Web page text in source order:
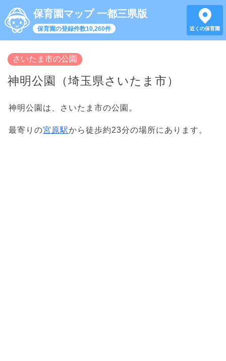
保育園マップ 一都三県版
保育園の登録件数10,260件 近くの保育園
さいたま市の公園
神明公園（埼玉県さいたま市）
神明公園は、さいたま市の公園。
最寄りの宮原駅から徒歩約23分の場所にあります。